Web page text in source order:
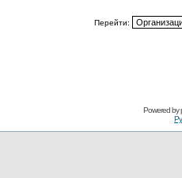
Перейти:
Powered by